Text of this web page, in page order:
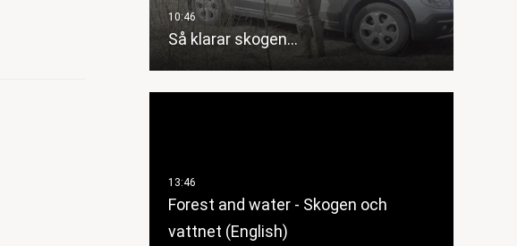
Så klarar skogen…
Forest and water - Skogen och
vattnet (English)